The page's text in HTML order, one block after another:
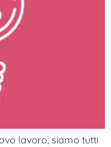
lavoro, siamo tutti